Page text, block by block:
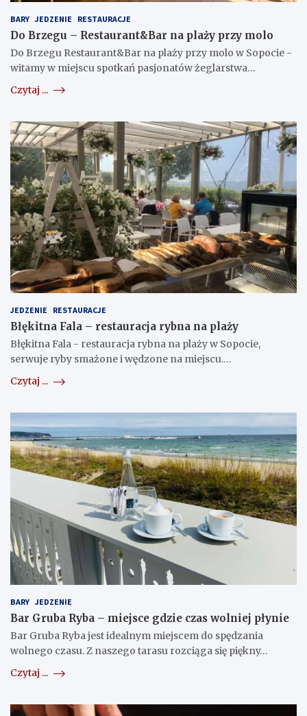
BARY JEDZENIE RESTAURACJE
Do Brzegu – Restaurant&Bar na plaży przy molo
Do Brzegu Restaurant&Bar na plaży przy molo w Sopocie -
witamy w miejscu spotkań pasjonatów żeglarstwa…
Czytaj ...
JEDZENIE RESTAURACJE
Błękitna Fala – restauracja rybna na plaży
Błękitna Fala - restauracja rybna na plaży w Sopocie,
serwuje ryby smażone i wędzone na miejscu.…
Czytaj ...
BARY JEDZENIE
Bar Gruba Ryba – miejsce gdzie czas wolniej płynie
Bar Gruba Ryba jest idealnym miejscem do spędzania
wolnego czasu. Z naszego tarasu rozciąga się piękny…
Czytaj ...